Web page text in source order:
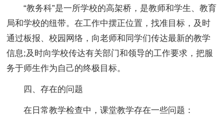
“教务科”是一所学校的高架桥，是教师和学生、教育
局和学校的纽带。在工作中摆正位置，找准目标，及时
通过板报、校园网络，向老师和同学们传达最新的教学
信息;及时向学校传达有关部门和领导的工作要求，把服
务于师生作为自己的终极目标。
四、存在的问题
在日常教学检查中，课堂教学存在一些问题：